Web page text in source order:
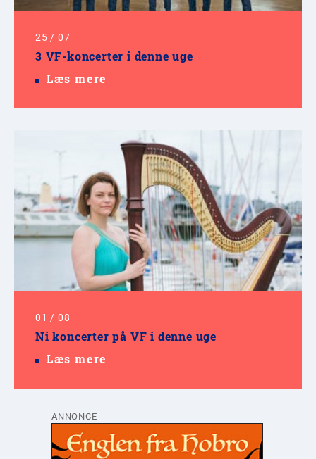
25 / 07
3 VF-koncerter i denne uge
Læs mere
01 / 08
Ni koncerter på VF i denne uge
Læs mere
ANNONCE